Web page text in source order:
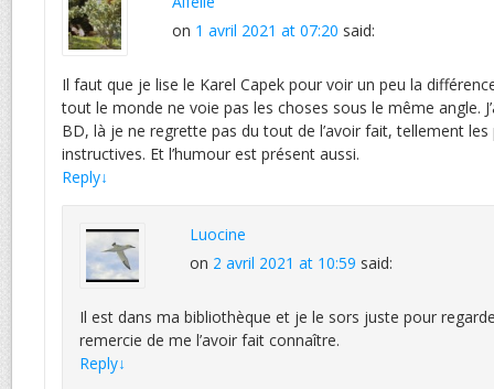
on 1 avril 2021 at 07:20 said:
Il faut que je lise le Karel Capek pour voir un peu la
tout le monde ne voie pas les choses sous le même angle.
BD, là je ne regrette pas du tout de l’avoir fait, tellement
instructives. Et l’humour est présent aussi.
Reply↓
Luocine
on 2 avril 2021 at 10:59 said:
Il est dans ma bibliothèque et je le sors juste pour
remercie de me l’avoir fait connaître.
Reply↓